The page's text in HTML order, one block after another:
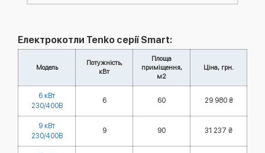
Електрокотли Tenko серії Smart:
Модель
Потужність,
кВт
Площа
приміщення,
м2
Ціна, грн.
6 кВт
230/400В
6 60 29 980 ₴
9 кВт
230/400В
9 90 31 237 ₴